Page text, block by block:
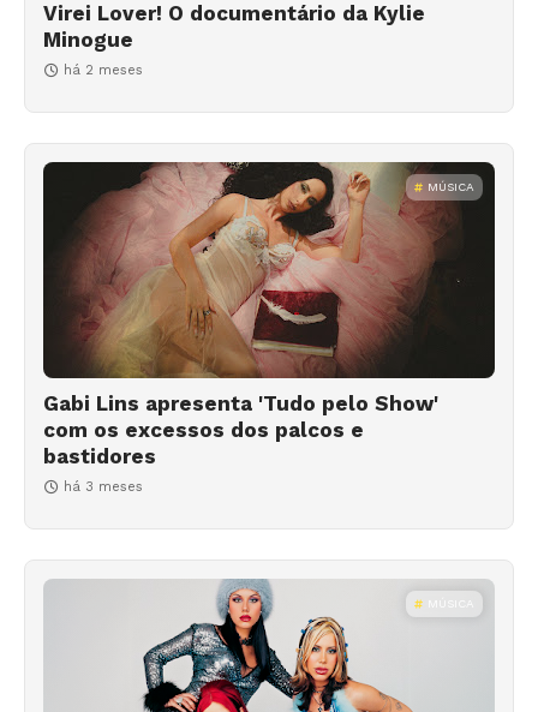
Virei Lover! O documentário da Kylie
Minogue
há 2 meses
MÚSICA
Gabi Lins apresenta 'Tudo pelo Show'
com os excessos dos palcos e
bastidores
há 3 meses
MÚSICA